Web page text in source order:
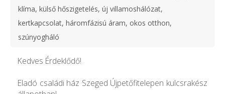
klíma, külső hőszigetelés, új villamoshálózat,
kertkapcsolat, háromfázisú áram, okos otthon,
szúnyogháló
Kedves Érdeklődő!
Eladó családi ház Szeged Újpetőfitelepen kulcsrakész